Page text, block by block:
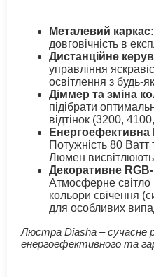
Металевий каркас:
довговічність в
Дистанційне
управління
освітлення з будь-
Діммер та зміна
підібрати
відтінок (3200,
Енергоефективна
Потужність 80 Ватт
Люмен висвітлюють
Декоративне RGB-
Атмосферне світло
кольори свічення
для особливих
Люстра Diasha – сучасне
енергоефективного та